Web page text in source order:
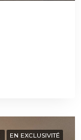
EN EXCLUSIVITÉ